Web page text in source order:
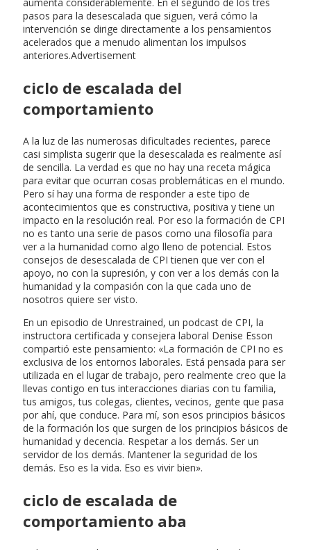
pasos para la desescalada que siguen, verá cómo la
intervención se dirige directamente a los pensamientos
acelerados que a menudo alimentan los impulsos
anteriores.Advertisement
ciclo de escalada del
comportamiento
A la luz de las numerosas dificultades recientes, parece
casi simplista sugerir que la desescalada es realmente así
de sencilla. La verdad es que no hay una receta mágica
para evitar que ocurran cosas problemáticas en el mundo.
Pero sí hay una forma de responder a este tipo de
acontecimientos que es constructiva, positiva y tiene un
impacto en la resolución real. Por eso la formación de CPI
no es tanto una serie de pasos como una filosofía para
ver a la humanidad como algo lleno de potencial. Estos
consejos de desescalada de CPI tienen que ver con el
apoyo, no con la supresión, y con ver a los demás con la
humanidad y la compasión con la que cada uno de
nosotros quiere ser visto.
En un episodio de Unrestrained, un podcast de CPI, la
instructora certificada y consejera laboral Denise Esson
compartió este pensamiento: «La formación de CPI no es
exclusiva de los entornos laborales. Está pensada para ser
utilizada en el lugar de trabajo, pero realmente creo que la
llevas contigo en tus interacciones diarias con tu familia,
tus amigos, tus colegas, clientes, vecinos, gente que pasa
por ahí, que conduce. Para mí, son esos principios básicos
de la formación los que surgen de los principios básicos de
humanidad y decencia. Respetar a los demás. Ser un
servidor de los demás. Mantener la seguridad de los
demás. Eso es la vida. Eso es vivir bien».
ciclo de escalada de
comportamiento aba